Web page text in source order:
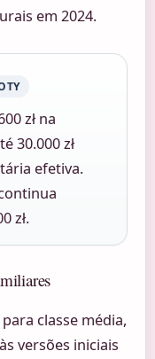
em 2024.
zł na
30.000 zł
efetiva.
zł.
classe média,
versões iniciais